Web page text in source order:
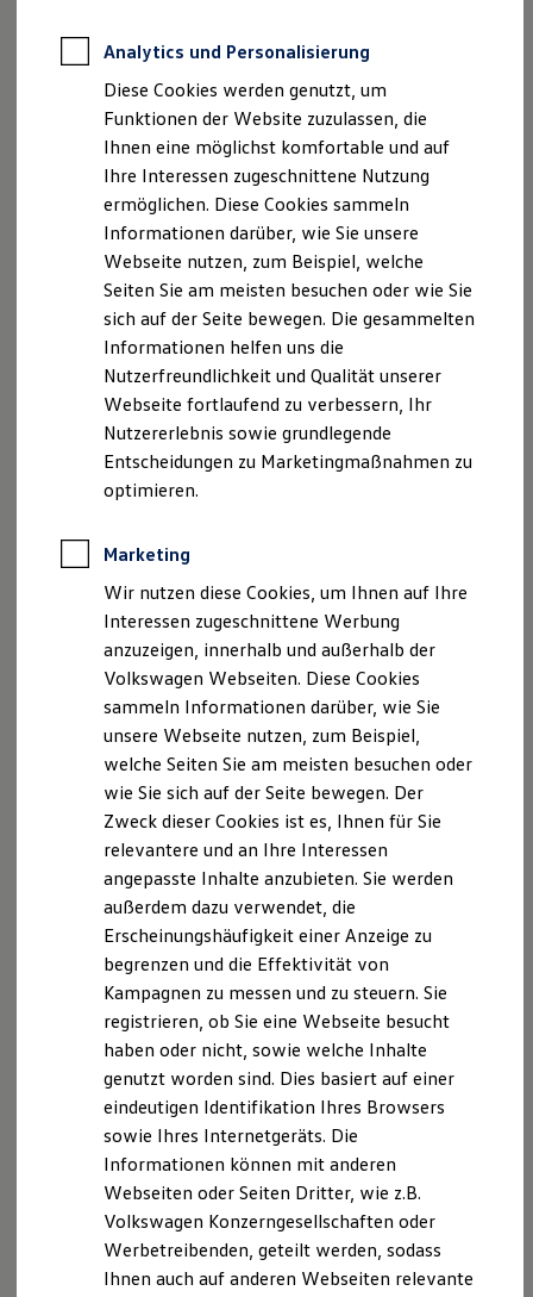
Zertifizierte Gebrauchtwagen
Für Privatkunden
Für Gewerbekunden
Leasing
Für Privatkunden
Für Gewerbekunden
Versicherungen & Garantien
Garantien
Kfz-Versicherung für Nutzfahrzeuge
Restschuldversicherung
Wartungsverträge
Besitzer & Service
Reparatur & Service
Sommer-Special
Reparatur, Pflege & Inspektion
Servicetermin anfragen
Service-Vorteile bei Volkswagen Nutzfahrzeuge
ServicePlus
Economy Service
Räder & Reifen Service
Ersatzfahrzeuge
Software, Konnektivität & Apps
California App
VW Connect für Ihren ID. Buzz
VW Connect für Ihren Transporter/Caravelle
VW Connect für Ihren Amarok
VW Connect für andere Modelle
Connect Pro
Fleet Interface Data
Multistop Pathfinder
Übersicht Software Updates
Hilfreiches für Besitzer
Fahrerassistenz- und Sicherheitssysteme
Kontrollleuchten
Kurzfahrprofile und Ölverdünnung
XTL-Dieselkraftstoff
Ersatzteile und Betriebsflüssigkeiten
Original Zubehör und Lifestyle Produkte
myVolkswagen
myVolkswagen Business
Elektrisch & Autonom
Elektro - & Hybridfahrzeuge
Unser Ansatz
Klimafreundlicher Strom
Reichweite & Ladelösungen
Reichweitensimulator
Ladezeitensimulator
Ladelösungen für Privatkunden
Ladelösungen für Gewerbekunden
Wallbox und Ladekabel
Förderung & Kosten der Elektrofahrzeuge
Fördermöglichkeiten für Privatkunden
Fördermöglichkeiten für Gewerbekunden
Potthofstraße 7
25524 Itzehoe
Telefon: 04821 / 40 00-0
Fax: 04821 / 40 00-20
E-Mail:info@eskildsen.sh
Geschäftsführung: Nina Eskildsen, Ilka Eskildsen-
Strohbecke, Lena Marie Dühring USt.-ID: DE
134771825
Handelsregister: Amtsgericht Pinneberg, HRB 1699 IZ
Verbraucherstreitbeilegungsgesetz (VSBG) DEr
Verkäufer/Auftragnehmer wird nicht an einem
Streitbeilegungsverfahren vor einer
Verbraucherschlichtungsstelle im Sinne des VSBG
teilnehmen und ist hierzu auch nicht verpflichtet.
Versicherungsvermittlerregister: D-BNLX-ZAZPV-49
Versicherungsvermittlerregister
Versicherungsvertreter mit Erlaubnisbefreiung,
Bundesrepublik Deutschland
Erlaubnisbefreiung nach § 34d Abs. 3 GewO
Aufsichtsbehörde: IHK Kiel
Bergstr. 2
24103 Kiel
www.vermittlerregister.info): D-BNLX-ZAZPV-49
17.02.2011
Mitglied der Industrie- und Handelskammer Kiel
Bergstr. 2
24103 Kiel
Berufsrechtliche Regelungen:
§34 d Gewerbeordnung (ggf. § 34 e
Gewerbeordnung)
§§ 59 - 68 VVG
VersVermV
Die berufsrechtlichen Regelungen können über
www.gesetze-im-internet.deeingesehen werden.
Auskunftsrecht
Analytics und Personalisierung
Diese Cookies werden genutzt, um
Funktionen der Website zuzulassen, die
Ihnen eine möglichst komfortable und auf
Ihre Interessen zugeschnittene Nutzung
ermöglichen. Diese Cookies sammeln
Informationen darüber, wie Sie unsere
Webseite nutzen, zum Beispiel, welche
Seiten Sie am meisten besuchen oder wie Sie
sich auf der Seite bewegen. Die gesammelten
Informationen helfen uns die
Nutzerfreundlichkeit und Qualität unserer
Webseite fortlaufend zu verbessern, Ihr
Nutzererlebnis sowie grundlegende
Entscheidungen zu Marketingmaßnahmen zu
optimieren.
Marketing
Wir nutzen diese Cookies, um Ihnen auf Ihre
Interessen zugeschnittene Werbung
anzuzeigen, innerhalb und außerhalb der
Volkswagen Webseiten. Diese Cookies
sammeln Informationen darüber, wie Sie
unsere Webseite nutzen, zum Beispiel,
welche Seiten Sie am meisten besuchen oder
wie Sie sich auf der Seite bewegen. Der
Zweck dieser Cookies ist es, Ihnen für Sie
relevantere und an Ihre Interessen
angepasste Inhalte anzubieten. Sie werden
außerdem dazu verwendet, die
Erscheinungshäufigkeit einer Anzeige zu
begrenzen und die Effektivität von
Kampagnen zu messen und zu steuern. Sie
registrieren, ob Sie eine Webseite besucht
haben oder nicht, sowie welche Inhalte
genutzt worden sind. Dies basiert auf einer
eindeutigen Identifikation Ihres Browsers
sowie Ihres Internetgeräts. Die
Informationen können mit anderen
Webseiten oder Seiten Dritter, wie z.B.
Volkswagen Konzerngesellschaften oder
Werbetreibenden, geteilt werden, sodass
Ihnen auch auf anderen Webseiten relevante